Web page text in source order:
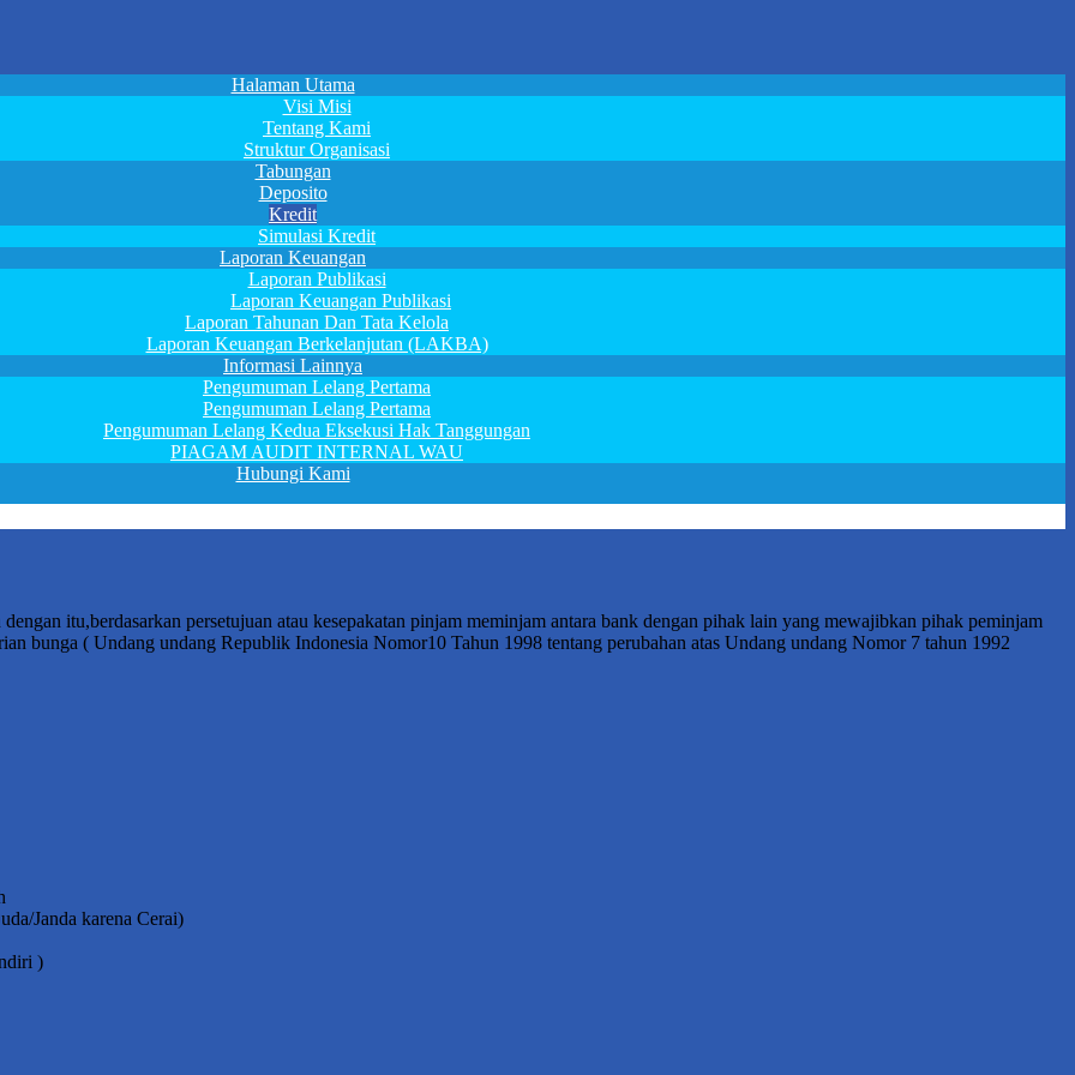
Halaman Utama
Visi Misi
Tentang Kami
Struktur Organisasi
Tabungan
Deposito
Kredit
Simulasi Kredit
Laporan Keuangan
Laporan Publikasi
Laporan Keuangan Publikasi
Laporan Tahunan Dan Tata Kelola
Laporan Keuangan Berkelanjutan (LAKBA)
Informasi Lainnya
Pengumuman Lelang Pertama
Pengumuman Lelang Pertama
Pengumuman Lelang Kedua Eksekusi Hak Tanggungan
PIAGAM AUDIT INTERNAL WAU
Hubungi Kami
itu,berdasarkan persetujuan atau kesepakatan pinjam meminjam antara bank dengan pihak lain yang mewajibkan pihak peminjam
bunga ( Undang undang Republik Indonesia Nomor10 Tahun 1998 tentang perubahan atas Undang undang Nomor 7 tahun 1992
Janda karena Cerai)
)